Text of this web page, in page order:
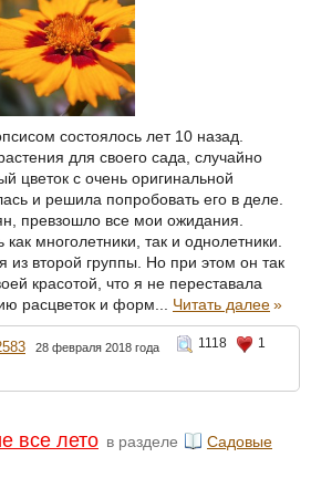
состоялось лет 10 назад.
для своего сада, случайно
цветок с очень оригинальной
и решила попробовать его в деле.
превзошло все мои ожидания.
многолетники, так и однолетники.
из второй группы. Но при этом он так
красотой, что я не переставала
расцветок и форм... Читать далее»
28 февраля 2018 года 1118
1
все лето в разделе
Садовые